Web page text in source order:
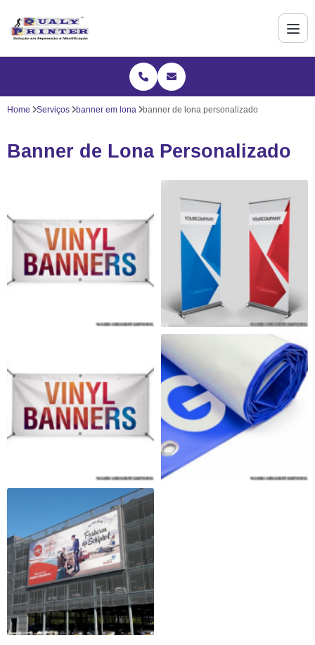
Home Serviços banner em lona banner de lona personalizado
Banner de Lona Personalizado